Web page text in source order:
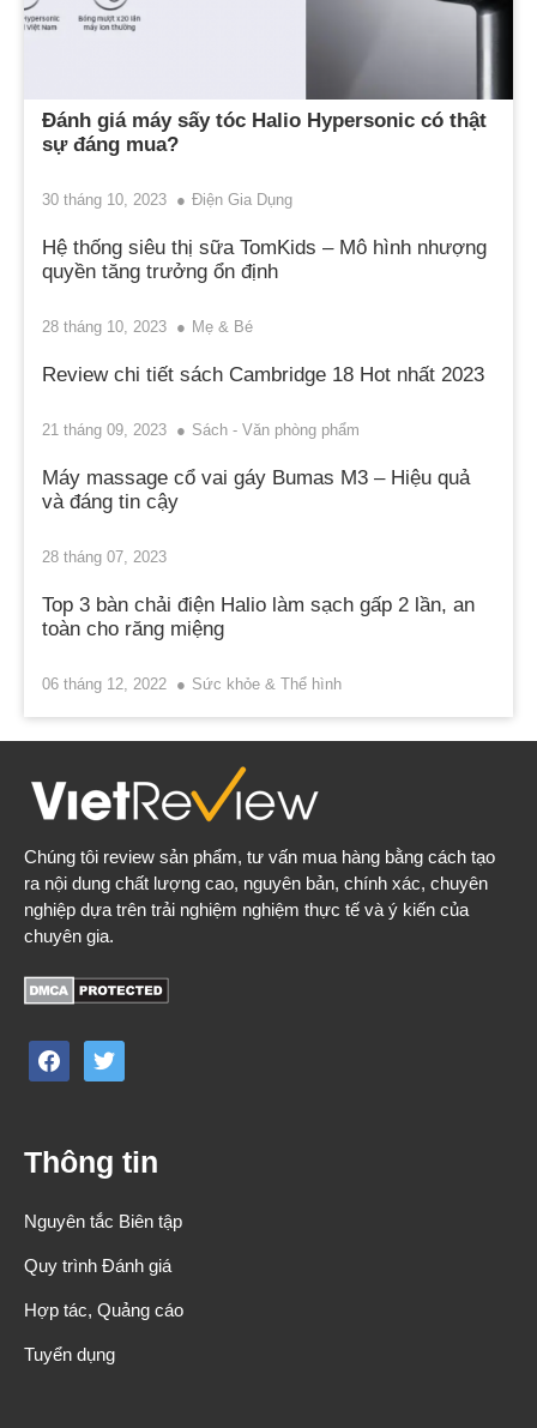
Đánh giá máy sấy tóc Halio Hypersonic có thật
sự đáng mua?
30 tháng 10, 2023 Điện Gia Dụng
Hệ thống siêu thị sữa TomKids – Mô hình nhượng
quyền tăng trưởng ổn định
28 tháng 10, 2023 Mẹ & Bé
Review chi tiết sách Cambridge 18 Hot nhất 2023
21 tháng 09, 2023 Sách - Văn phòng phẩm
Máy massage cổ vai gáy Bumas M3 – Hiệu quả
và đáng tin cậy
28 tháng 07, 2023
Top 3 bàn chải điện Halio làm sạch gấp 2 lần, an
toàn cho răng miệng
06 tháng 12, 2022 Sức khỏe & Thể hình
Chúng tôi review sản phẩm, tư vấn mua hàng bằng cách tạo
ra nội dung chất lượng cao, nguyên bản, chính xác, chuyên
nghiệp dựa trên trải nghiệm nghiệm thực tế và ý kiến của
chuyên gia.
facebooktwitter
Thông tin
Nguyên tắc Biên tập
Quy trình Đánh giá
Hợp tác, Quảng cáo
Tuyển dụng